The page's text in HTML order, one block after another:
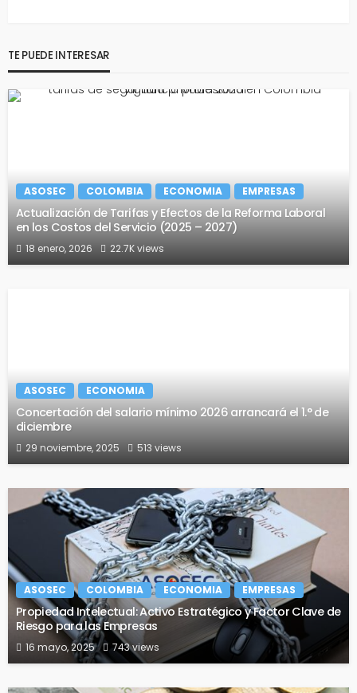
TE PUEDE INTERESAR
ASOSEC COLOMBIA ECONOMIA EMPRESAS
Actualización de Tarifas y Efectos de la Reforma Laboral
en los Costos del Servicio (2025 – 2027)
18 enero, 2026 22.7K views
ASOSEC ECONOMIA
Concertación del salario mínimo 2026 arrancará el 1.° de
diciembre
29 noviembre, 2025 513 views
ASOSEC COLOMBIA ECONOMIA EMPRESAS
Propiedad Intelectual: Activo Estratégico y Factor Clave de
Riesgo para las Empresas
16 mayo, 2025 743 views